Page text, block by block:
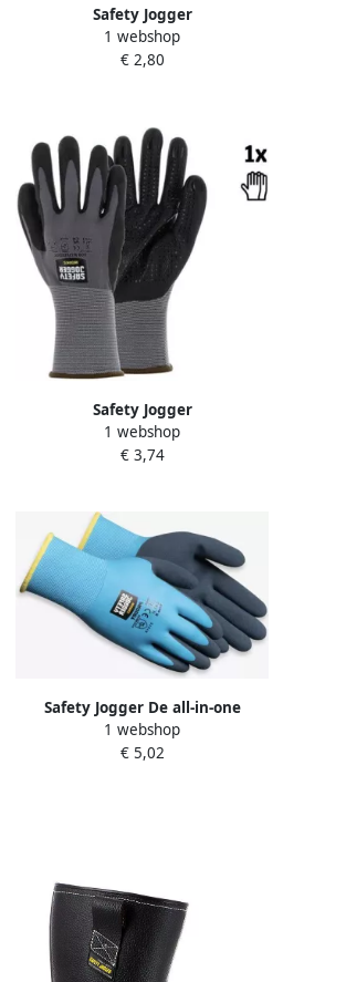
Safety Jogger
Veiligheidshandschoenen | Met
een grijze schuimnitril coating |
1 webshop
€ 2,80
Safety Jogger
Veiligheidshandschoenen met
maximale beweeglijkhei | Zwart
1 webshop
€ 3,74
Safety Jogger De all-in-one
veiligheidshandschoenen met
dubbele latex coating | 12 Stuks
1 webshop
€ 5,02